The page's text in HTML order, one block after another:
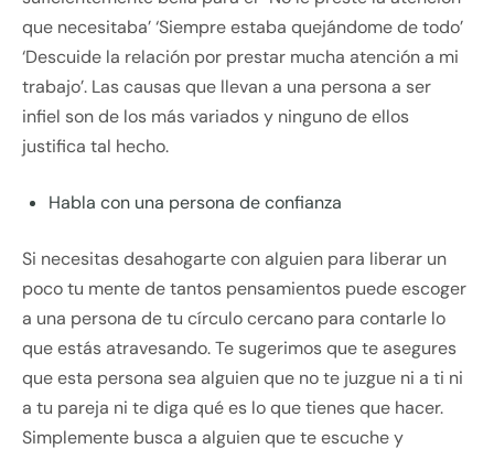
que necesitaba’ ‘Siempre estaba quejándome de todo’
‘Descuide la relación por prestar mucha atención a mi
trabajo’. Las causas que llevan a una persona a ser
infiel son de los más variados y ninguno de ellos
justifica tal hecho.
Habla con una persona de confianza
Si necesitas desahogarte con alguien para liberar un
poco tu mente de tantos pensamientos puede escoger
a una persona de tu círculo cercano para contarle lo
que estás atravesando. Te sugerimos que te asegures
que esta persona sea alguien que no te juzgue ni a ti ni
a tu pareja ni te diga qué es lo que tienes que hacer.
Simplemente busca a alguien que te escuche y